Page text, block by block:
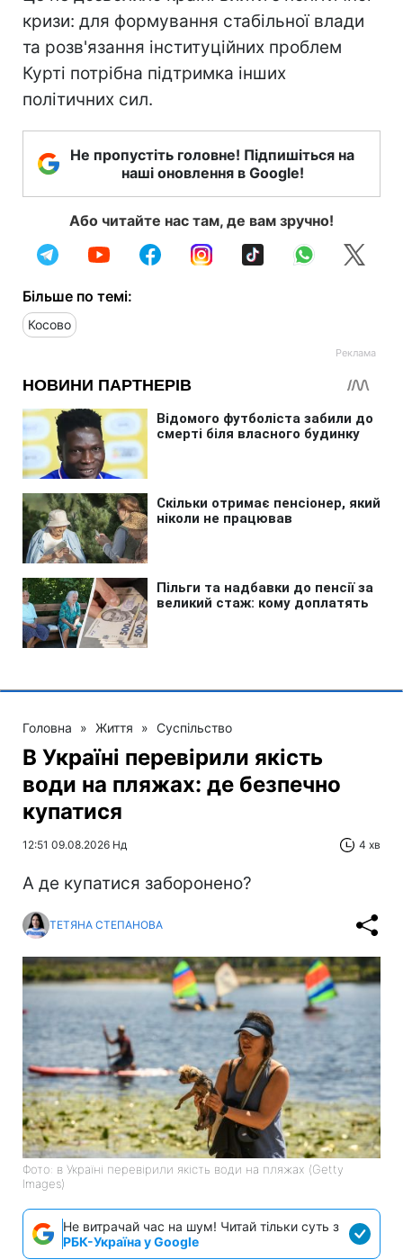
кризи: для формування стабільної влади
та розв'язання інституційних проблем
Курті потрібна підтримка інших
політичних сил.
Не пропустіть головне! Підпишіться на
наші оновлення в Google!
Або читайте нас там, де вам зручно!
Більше по темі:
Косово
Головна » Життя » Суспільство
В Україні перевірили якість
води на пляжах: де безпечно
купатися
12:51 09.08.2026 Нд 4 хв
А де купатися заборонено?
ТЕТЯНА СТЕПАНОВА
Фото: в Україні перевірили якість води на пляжах (Getty
Images)
Не витрачай час на шум! Читай тільки суть з
РБК-Україна у Google